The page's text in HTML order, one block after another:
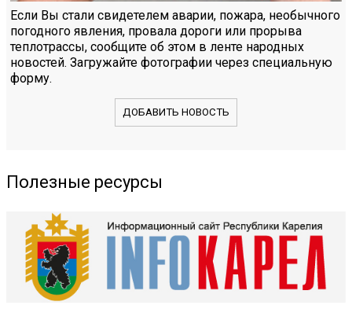
Если Вы стали свидетелем аварии, пожара, необычного
погодного явления, провала дороги или прорыва
теплотрассы, сообщите об этом в ленте народных
новостей. Загружайте фотографии через специальную
форму.
ДОБАВИТЬ НОВОСТЬ
Полезные ресурсы